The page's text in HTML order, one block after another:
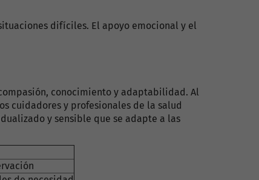
difíciles. El apoyo emocional y el
conocimiento y adaptabilidad. Al
cuidadores y profesionales de la salud
y sensible que se adapte a las